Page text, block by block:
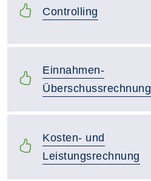
Controlling
Einnahmen-
Überschussrechnung
Kosten- und
Leistungsrechnung